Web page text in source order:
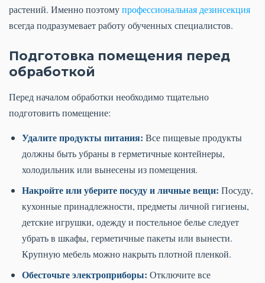
растений. Именно поэтомупрофессиональная дезинсекция
всегда подразумевает работу обученных специалистов.
Подготовка помещения перед
обработкой
Перед началом обработки необходимо тщательно
подготовить помещение:
Удалите продукты питания: Все пищевые продукты
должны быть убраны в герметичные контейнеры,
холодильник или вынесены из помещения.
Накройте или уберите посуду и личные вещи: Посуду,
кухонные принадлежности, предметы личной гигиены,
детские игрушки, одежду и постельное белье следует
убрать в шкафы, герметичные пакеты или вынести.
Крупную мебель можно накрыть плотной пленкой.
Обесточьте электроприборы: Отключите все